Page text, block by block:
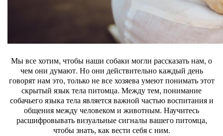
Мы все хотим, чтобы наши собаки могли рассказать нам, о
чем они думают. Но они действительно каждый день
говорят нам это, только не все хозяева умеют понимать этот
скрытый язык тела питомца. Между тем, понимание
собачьего языка тела является важной частью воспитания и
общения между человеком и животным. Научитесь
расшифровывать визуальные сигналы вашего питомца,
чтобы знать, как вести себя с ним.